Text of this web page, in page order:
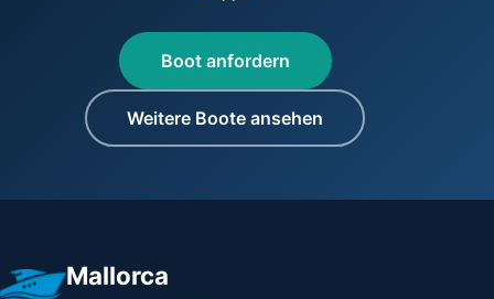
Boot anfordern
Weitere Boote ansehen
Mallorca